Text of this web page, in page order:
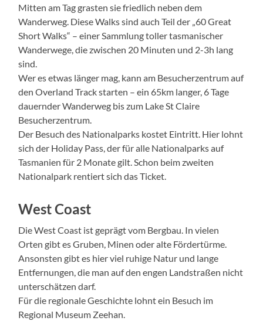
Mitten am Tag grasten sie friedlich neben dem
Wanderweg. Diese Walks sind auch Teil der „60 Great
Short Walks“ – einer Sammlung toller tasmanischer
Wanderwege, die zwischen 20 Minuten und 2-3h lang
sind.
Wer es etwas länger mag, kann am Besucherzentrum auf
den Overland Track starten – ein 65km langer, 6 Tage
dauernder Wanderweg bis zum Lake St Claire
Besucherzentrum.
Der Besuch des Nationalparks kostet Eintritt. Hier lohnt
sich der Holiday Pass, der für alle Nationalparks auf
Tasmanien für 2 Monate gilt. Schon beim zweiten
Nationalpark rentiert sich das Ticket.
West Coast
Die West Coast ist geprägt vom Bergbau. In vielen
Orten gibt es Gruben, Minen oder alte Fördertürme.
Ansonsten gibt es hier viel ruhige Natur und lange
Entfernungen, die man auf den engen Landstraßen nicht
unterschätzen darf.
Für die regionale Geschichte lohnt ein Besuch im
Regional Museum Zeehan.